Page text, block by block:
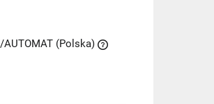
AUTOMAT (Polska)